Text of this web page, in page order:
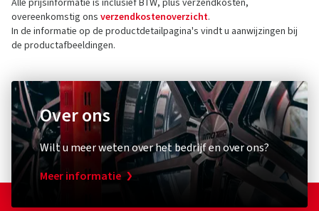
Alle prijsinformatie is inclusief BTW, plus verzendkosten,
overeenkomstig ons verzendkostenoverzicht.
In de informatie op de productdetailpagina's vindt u aanwijzingen bij
de productafbeeldingen.
Over ons
Wilt u meer weten over het bedrijf en over ons?
Meer informatie